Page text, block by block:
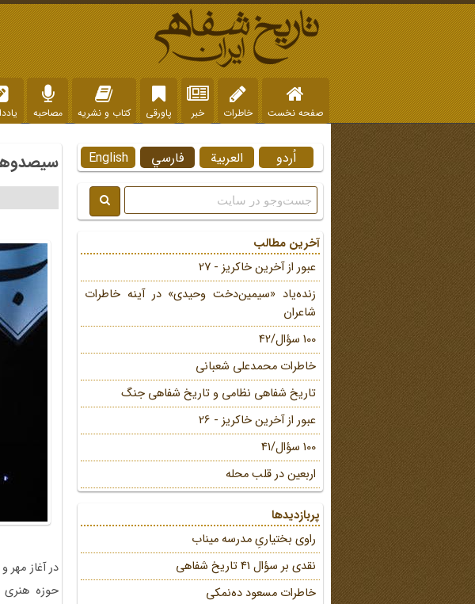
صفحه نخست خاطرات خبر پاورقی کتاب و نشریه مصاحبه
حوزه هنری
English فارسي العربية اُردو
آخرین مطالب
عبور از آخرین خاکریز - 27
زنده‌یاد «سیمین‌دخت وحیدی» در آینه خاطرات
شاعران
100 سؤال/42
خاطرات محمد‌علی شعبانی
تاریخ شفاهی نظامی و تاریخ شفاهی جنگ
عبور از آخرین خاکریز - 26
100 سؤال/41
اربعین در قلب محله
پربازدیدها
راوی بختیاریِ مدرسه میناب
نقدی بر سؤال 41 تاریخ شفاهی
خاطرات مسعود ده‌نمکی